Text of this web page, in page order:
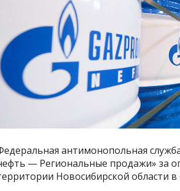
антимонопольная
— Региональные продажи» за
Новосибирской области